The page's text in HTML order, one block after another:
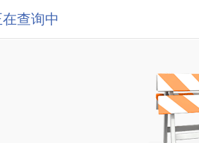
在查询中